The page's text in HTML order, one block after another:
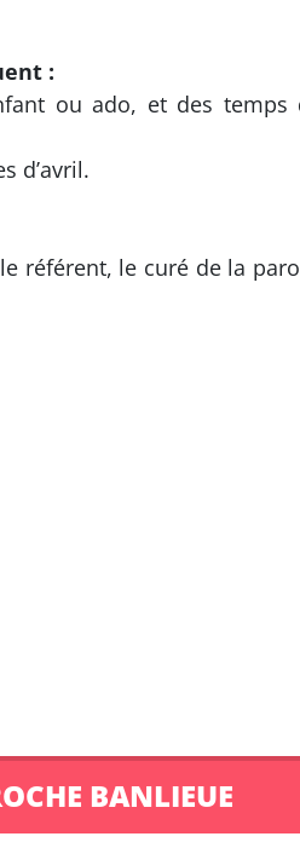
:
ou ado, et des
d’avril.
référent, le curé de la
BANLIEUE